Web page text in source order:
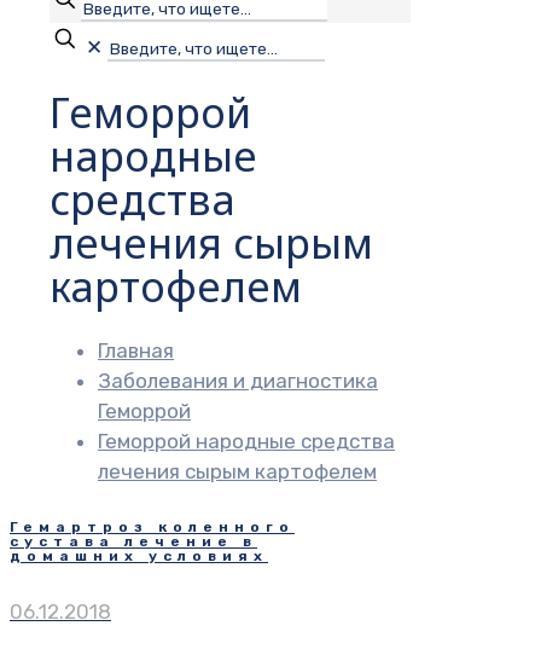
✕
Геморрой
народные
средства
лечения сырым
картофелем
Главная
Заболевания и диагностика
Геморрой
Геморрой народные средства
лечения сырым картофелем
Гемартроз коленного
сустава лечение в
домашних условиях
06.12.2018